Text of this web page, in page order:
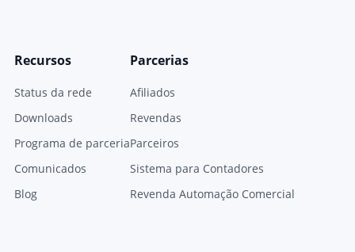
Recursos
Status da rede
Downloads
Programa de parceria
Comunicados
Blog
Parcerias
Afiliados
Revendas
Parceiros
Sistema para Contadores
Revenda Automação Comercial